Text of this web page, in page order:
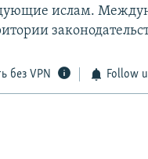
ислам.
без VPN Follow